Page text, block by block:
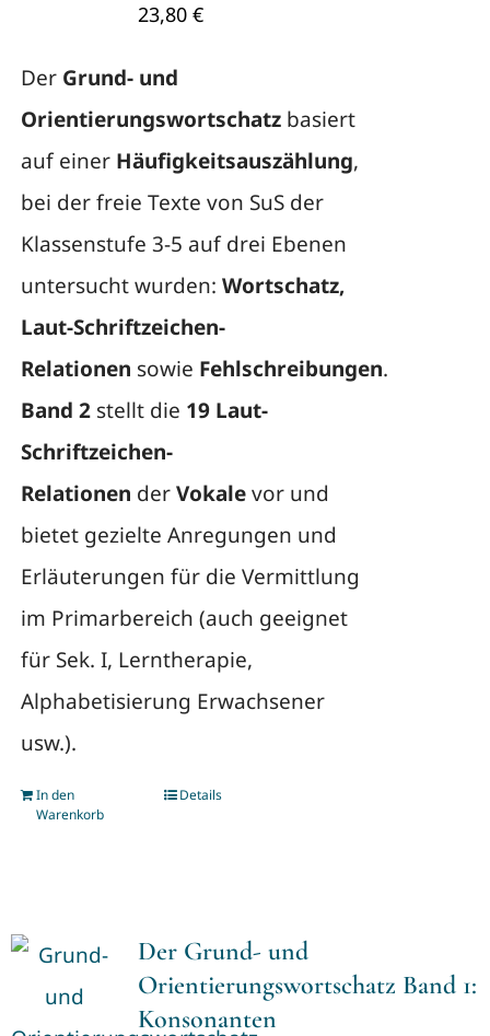
23,80 €
Der Grund- und
Orientierungswortschatzbasiert
auf einer Häufigkeitsauszählung,
bei der freie Texte von SuS der
Klassenstufe 3-5 auf drei Ebenen
untersucht wurden: Wortschatz,
Laut-Schriftzeichen-
Relationen sowie Fehlschreibungen.
Band 2stellt die 19 Laut-
Schriftzeichen-
Relationen derVokalevor und
bietet gezielte Anregungen und
Erläuterungen für die Vermittlung
im Primarbereich (auch geeignet
für Sek. I, Lerntherapie,
Alphabetisierung Erwachsener
usw.).
In den
Warenkorb
Details
Der Grund- und
Orientierungswortschatz Band 1:
Konsonanten